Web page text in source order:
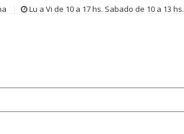
Lu a Vi de 10 a 17 hs. Sabado de 10 a 13 hs.